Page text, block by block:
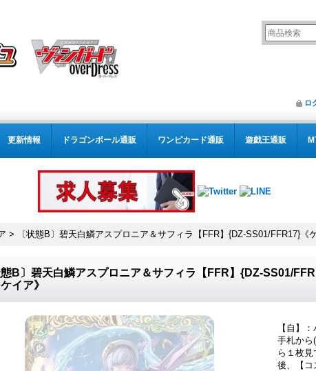
ロ
更新情報 ドラゴンボール通販 ワンピカード通販 遊戯王通販
> 〔状態B〕碧天白鱗アスプロニア＆サフィラ【FFR】{DZ-SS01/FFR17}《
B〕碧天白鱗アスプロニア＆サフィラ【FFR】{DZ-SS01/
イア》
【自】
手札から
ら１枚
後、【コ